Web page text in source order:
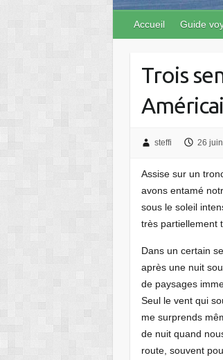
Accueil Guide
Trois
steffi 26
Assise sur un
avons entamé
sous le soleil
très partiellement
Dans un certain
après une nuit
de paysages
Seul le vent qui
me surprends
de nuit quand
route, souvent